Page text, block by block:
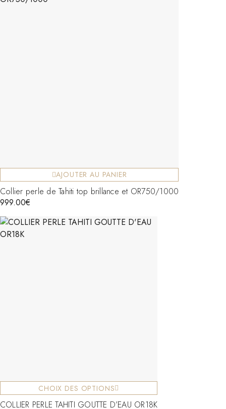
AJOUTER AU PANIER
Collier perle de Tahiti top brillance et OR750/1000
999.00€
CHOIX DES OPTIONS
COLLIER PERLE TAHITI GOUTTE D’EAU OR18K